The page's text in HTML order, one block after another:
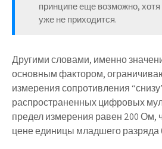
принципе еще возможно, хотя
уже не приходится.
Другими словами, именно
основным фактором,
измерения сопротивления
распространенных цифровых
предел измерения равен 200 Ом,
цене единицы младшего разряда